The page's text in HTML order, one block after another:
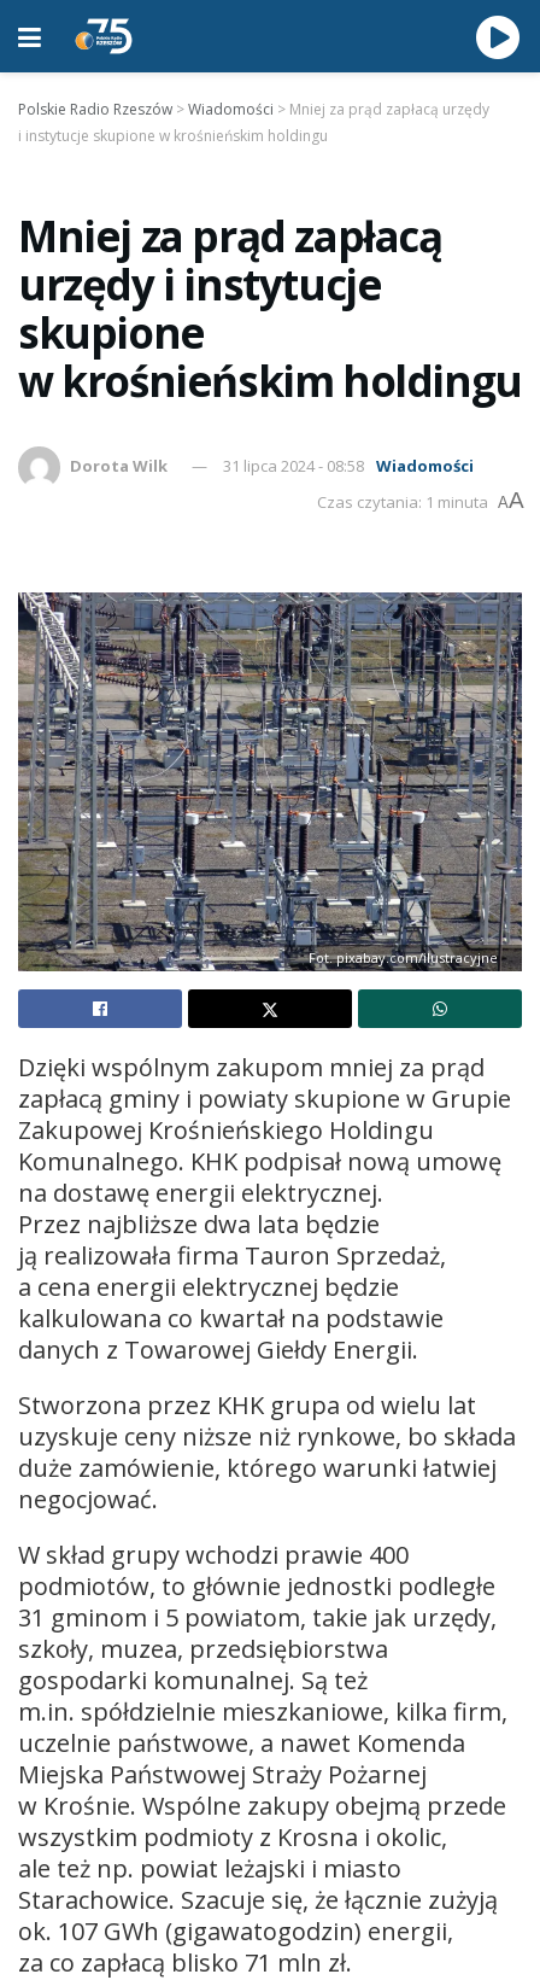
Polskie Radio Rzeszów >Wiadomości > Mniej za prąd zapłacą urzędy
i instytucje skupione w krośnieńskim holdingu
Mniej za prąd zapłacą
urzędy i instytucje
skupione
w krośnieńskim holdingu
Dorota Wilk 31 lipca 2024 - 08:58 Wiadomości
Czas czytania: 1 minuta AA
Fot. pixabay.com/ilustracyjne
Dzięki wspólnym zakupom mniej za prąd
zapłacą gminy i powiaty skupione w Grupie
Zakupowej Krośnieńskiego Holdingu
Komunalnego. KHK podpisał nową umowę
na dostawę energii elektrycznej.
Przez najbliższe dwa lata będzie
ją realizowała firma Tauron Sprzedaż,
a cena energii elektrycznej będzie
kalkulowana co kwartał na podstawie
danych z Towarowej Giełdy Energii.
Stworzona przez KHK grupa od wielu lat
uzyskuje ceny niższe niż rynkowe, bo składa
duże zamówienie, którego warunki łatwiej
negocjować.
W skład grupy wchodzi prawie 400
podmiotów, to głównie jednostki podległe
31 gminom i 5 powiatom, takie jak urzędy,
szkoły, muzea, przedsiębiorstwa
gospodarki komunalnej. Są też
m.in. spółdzielnie mieszkaniowe, kilka firm,
uczelnie państwowe, a nawet Komenda
Miejska Państwowej Straży Pożarnej
w Krośnie. Wspólne zakupy obejmą przede
wszystkim podmioty z Krosna i okolic,
ale też np. powiat leżajski i miasto
Starachowice. Szacuje się, że łącznie zużyją
ok. 107 GWh (gigawatogodzin) energii,
za co zapłacą blisko 71 mln zł.